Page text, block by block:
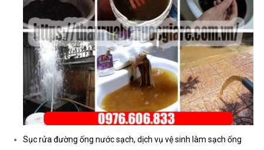
Sục rửa đường ống nước sạch, dịch vụ vệ sinh làm sạch ống